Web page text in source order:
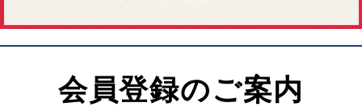
会員登録のご案内